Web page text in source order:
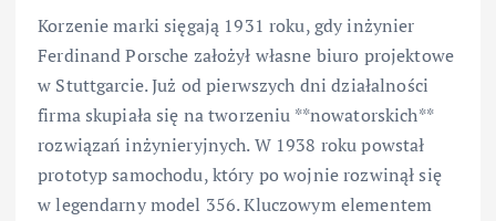
Korzenie marki sięgają 1931 roku, gdy inżynier
Ferdinand Porsche założył własne biuro projektowe
w Stuttgarcie. Już od pierwszych dni działalności
firma skupiała się na tworzeniu **nowatorskich**
rozwiązań inżynieryjnych. W 1938 roku powstał
prototyp samochodu, który po wojnie rozwinął się
w legendarny model 356. Kluczowym elementem